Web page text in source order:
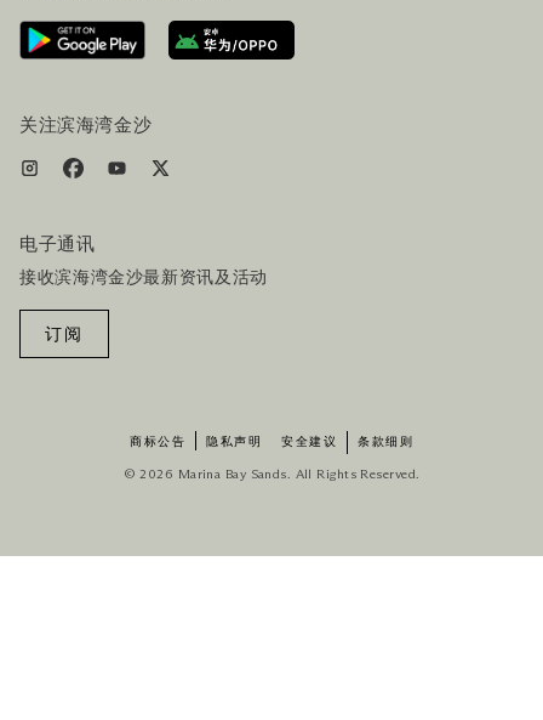
路线指引
服务设施
关注滨海湾金沙
电子通讯
接收滨海湾金沙最新资讯及活动
订阅
商标公告 隐私声明 安全建议 条款细则
© 2026 Marina Bay Sands. All Rights Reserved.